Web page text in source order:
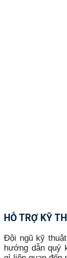
HỖ TRỢ KỸ
Đội ngũ kỹ
hướng dẫn quý